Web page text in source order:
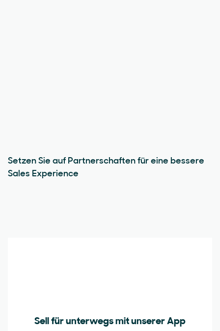
Setzen Sie auf Partnerschaften für eine bessere
Sales Experience
Sell für unterwegs mit unserer App